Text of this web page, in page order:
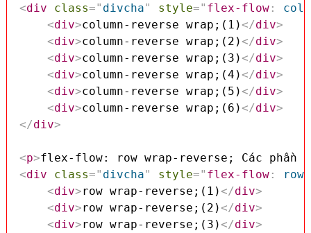
<div class=" divcha" style=" flex-flow:
<div>column-reverse wrap;(1) </div>
<div>column-reverse wrap;(2) </div>
<div>column-reverse wrap;(3) </div>
<div>column-reverse wrap;(4) </div>
<div>column-reverse wrap;(5) </div>
<div>column-reverse wrap;(6) </div>
</div>
<p>flex-flow: row wrap-reverse; Các phần
<div class=" divcha" style=" flex-flow:
row
<div>row wrap-reverse;(1) </div>
<div>row wrap-reverse;(2) </div>
<div>row wrap-reverse;(3) </div>